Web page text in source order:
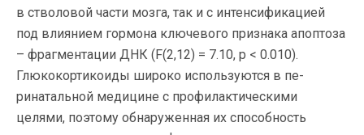
в стволовой части мозга, так и с интенсификацией
под влиянием гормона ключевого признака апоптоза
– фрагментации ДНК (F(2,12) = 7.10, p < 0.010).
Глюкокортикоиды широко используются в пе-
ринатальной медицине с профилактическими
целями, поэтому обнаруженная их способность